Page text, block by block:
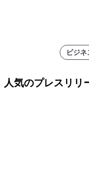
ビジ
人気のプレスリリ